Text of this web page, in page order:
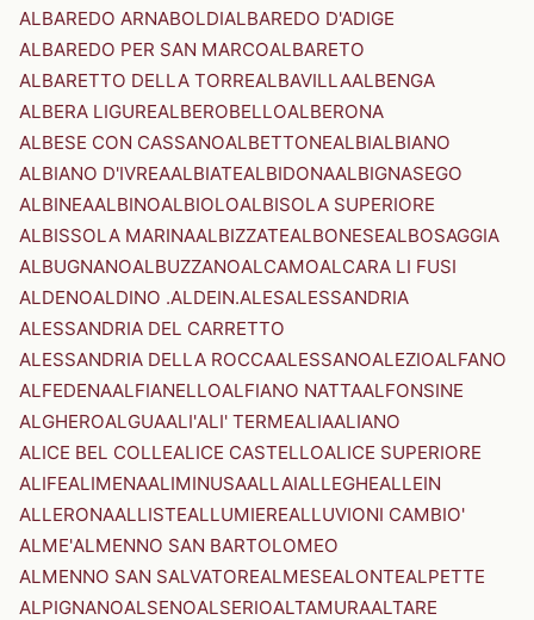
ALBAREDO ARNABOLDIALBAREDO D'ADIGE
ALBAREDO PER SAN MARCOALBARETO
ALBARETTO DELLA TORREALBAVILLAALBENGA
ALBERA LIGUREALBEROBELLOALBERONA
ALBESE CON CASSANOALBETTONEALBIALBIANO
ALBIANO D'IVREAALBIATEALBIDONAALBIGNASEGO
ALBINEAALBINOALBIOLOALBISOLA SUPERIORE
ALBISSOLA MARINAALBIZZATEALBONESEALBOSAGGIA
ALBUGNANOALBUZZANOALCAMOALCARA LI FUSI
ALDENOALDINO .ALDEIN.ALESALESSANDRIA
ALESSANDRIA DEL CARRETTO
ALESSANDRIA DELLA ROCCAALESSANOALEZIOALFANO
ALFEDENAALFIANELLOALFIANO NATTAALFONSINE
ALGHEROALGUAALI'ALI' TERMEALIAALIANO
ALICE BEL COLLEALICE CASTELLOALICE SUPERIORE
ALIFEALIMENAALIMINUSAALLAIALLEGHEALLEIN
ALLERONAALLISTEALLUMIEREALLUVIONI CAMBIO'
ALME'ALMENNO SAN BARTOLOMEO
ALMENNO SAN SALVATOREALMESEALONTEALPETTE
ALPIGNANOALSENOALSERIOALTAMURAALTARE